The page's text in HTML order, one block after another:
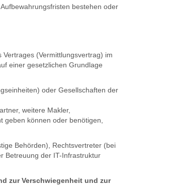
bestehen oder
(Vermittlungsvertrag) im
einer gesetzlichen Grundlage
oder Gesellschaften der
weitere Makler,
können oder benötigen,
Behörden), Rechtsvertreter (bei
Betreuung der IT-Infrastruktur
zur Verschwiegenheit und zur